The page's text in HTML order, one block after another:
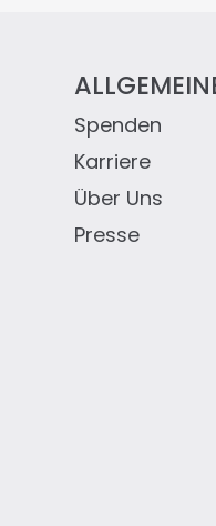
Spenden
Karriere
Über Uns
Presse